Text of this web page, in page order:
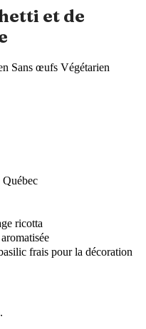
et de
Sans œufs Végétarien
Québec
ricotta
frais pour la décoration